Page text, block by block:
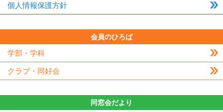
個人情報保護方針
会員のひろば
学部・学科
クラブ・同好会
同窓会だより